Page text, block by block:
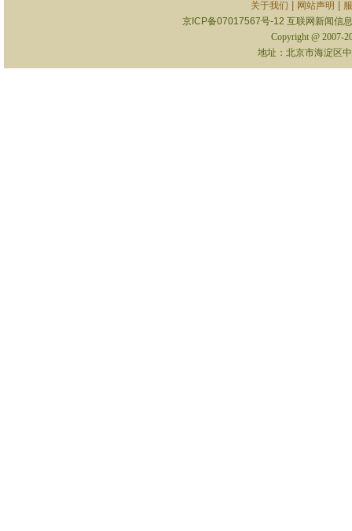
关于我们 网站声明
京ICP备07017567号-12 互联网新闻信
Copyright @ 2007-
地址：北京市海淀区